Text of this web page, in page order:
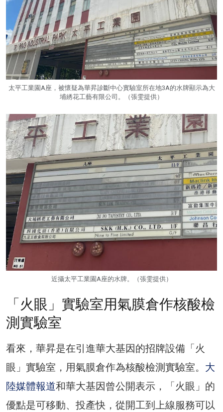
太平工業園A座，被懷疑為華昇診斷中心實驗室所在地3A的水牌顯示為大
埔綉花工藝有限公司。（張雯提供）
近攝太平工業園A座的水牌。（張雯提供）
「火眼」實驗室用氣膜倉作核酸檢
測實驗室
看來，華昇是在引進華大基因的招牌設備「火
眼」實驗室，用氣膜倉作為核酸檢測實驗室。 大
陸媒體報道和華大基因曾公開表示，「火眼」的
優點是可移動、投產快，從開工到上線服務可以